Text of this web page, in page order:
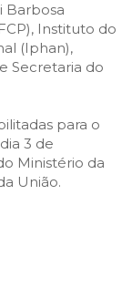
Barbosa
Instituto do
(Iphan),
Secretaria do
para o
3 de
Ministério da
União.